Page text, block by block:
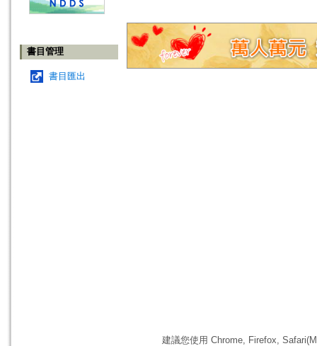
書目管理
書目匯出
建議您使用 Chrome, Firefox,